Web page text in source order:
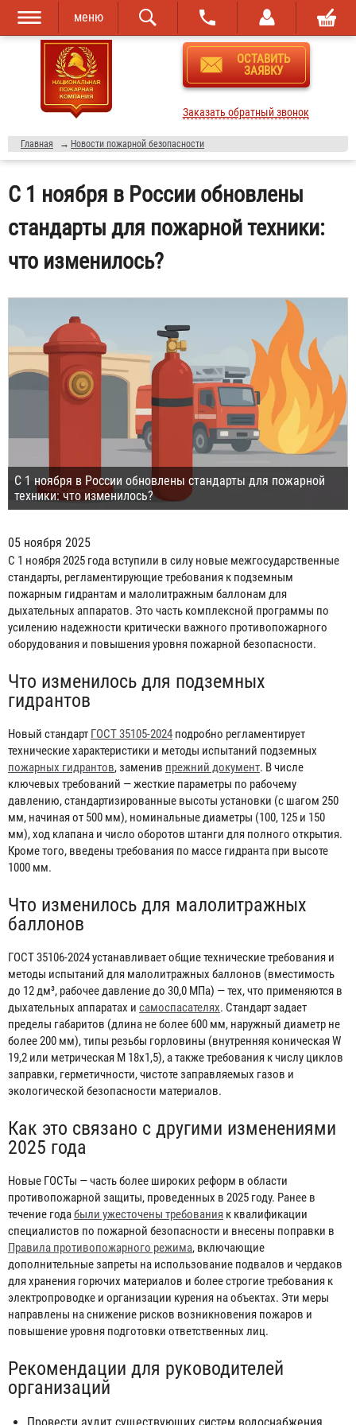
Перейти к
основному
содержанию
Skip to
navigation
меню
ОСТАВИТЬ
ЗАЯВКУ
Заказать обратный звонок
Главная → Новости пожарной безопасности
С 1 ноября в России обновлены
стандарты для пожарной техники:
что изменилось?
С 1 ноября в России обновлены стандарты для пожарной
техники: что изменилось?
05 ноября 2025
С 1 ноября 2025 года вступили в силу новые межгосударственные
стандарты, регламентирующие требования к подземным
пожарным гидрантам и малолитражным баллонам для
дыхательных аппаратов. Это часть комплексной программы по
усилению надежности критически важного противопожарного
оборудования и повышения уровня пожарной безопасности.
Что изменилось для подземных
гидрантов
Новый стандарт ГОСТ 35105-2024 подробно регламентирует
технические характеристики и методы испытаний подземных
пожарных гидрантов, заменив прежний документ. В числе
ключевых требований — жесткие параметры по рабочему
давлению, стандартизированные высоты установки (с шагом 250
мм, начиная от 500 мм), номинальные диаметры (100, 125 и 150
мм), ход клапана и число оборотов штанги для полного открытия.
Кроме того, введены требования по массе гидранта при высоте
1000 мм.
Что изменилось для малолитражных
баллонов
ГОСТ 35106-2024 устанавливает общие технические требования и
методы испытаний для малолитражных баллонов (вместимость
до 12 дм³, рабочее давление до 30,0 МПа) — тех, что применяются в
дыхательных аппаратах и самоспасателях. Стандарт задает
пределы габаритов (длина не более 600 мм, наружный диаметр не
более 200 мм), типы резьбы горловины (внутренняя коническая W
19,2 или метрическая M 18x1,5), а также требования к числу циклов
заправки, герметичности, чистоте заправляемых газов и
экологической безопасности материалов.
Как это связано с другими изменениями
2025 года
Новые ГОСТы — часть более широких реформ в области
противопожарной защиты, проведенных в 2025 году. Ранее в
течение годабыли ужесточены требования к квалификации
специалистов по пожарной безопасности и внесены поправки в
Правила противопожарного режима, включающие
дополнительные запреты на использование подвалов и чердаков
для хранения горючих материалов и более строгие требования к
электропроводке и организации курения на объектах. Эти меры
направлены на снижение рисков возникновения пожаров и
повышение уровня подготовки ответственных лиц.
Рекомендации для руководителей
организаций
Провести аудит существующих систем водоснабжения